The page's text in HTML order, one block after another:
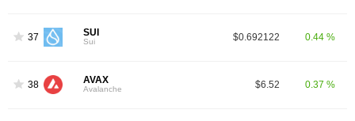
37 SUI
Sui $0.692122 0.44 %
38 AVAX
Avalanche $6.52 0.37 %